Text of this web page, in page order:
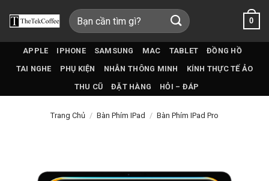
qua
Tìm
kiếm:
0
APPLE IPHONE SAMSUNG MAC TABLET
ĐỒNG HỒ
TAI NGHE
PHỤ KIỆN NHẪN THÔNG MINH
KÍNH THỰC TẾ ẢO
THU CŨ
ĐẶT HÀNG HỎI – ĐÁP
Trang Chủ / Bàn Phím IPad / Bàn Phím IPad Pro